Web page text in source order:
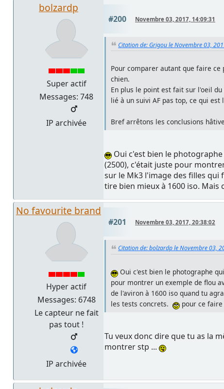
bolzardp
Super actif
Messages: 748
IP archivée
#200 Novembre 03, 2017, 14:09:31
Citation de: Grigou le Novembre 03,
Pour comparer autant que faire
chien.
En plus le point est fait sur l'oeil
lié à un suivi AF pas top, ce qui est
Bref arrêtons les conclusions
Oui c'est bien le
(2500), c'était juste pour
sur le Mk3 l'image des filles qui
tire bien mieux à 1600 iso.
No favourite brand
Hyper actif
Messages: 6748
Le capteur ne fait
pas tout !
IP archivée
#201 Novembre 03, 2017, 20:38:02
Citation de: bolzardp le Novembre 03,
Oui c'est bien le photographe
pour montrer un exemple de flou
de l'aviron à 1600 iso quand tu
les tests concrets.
pour ce
Tu veux donc dire que tu as la
montrer stp ...